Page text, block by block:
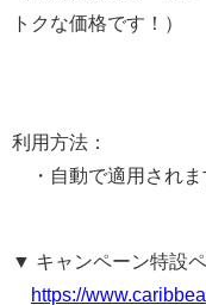
トクな価格です！）
利用方法：
・自動で適用されま
▼ キャンペーン特設
https://